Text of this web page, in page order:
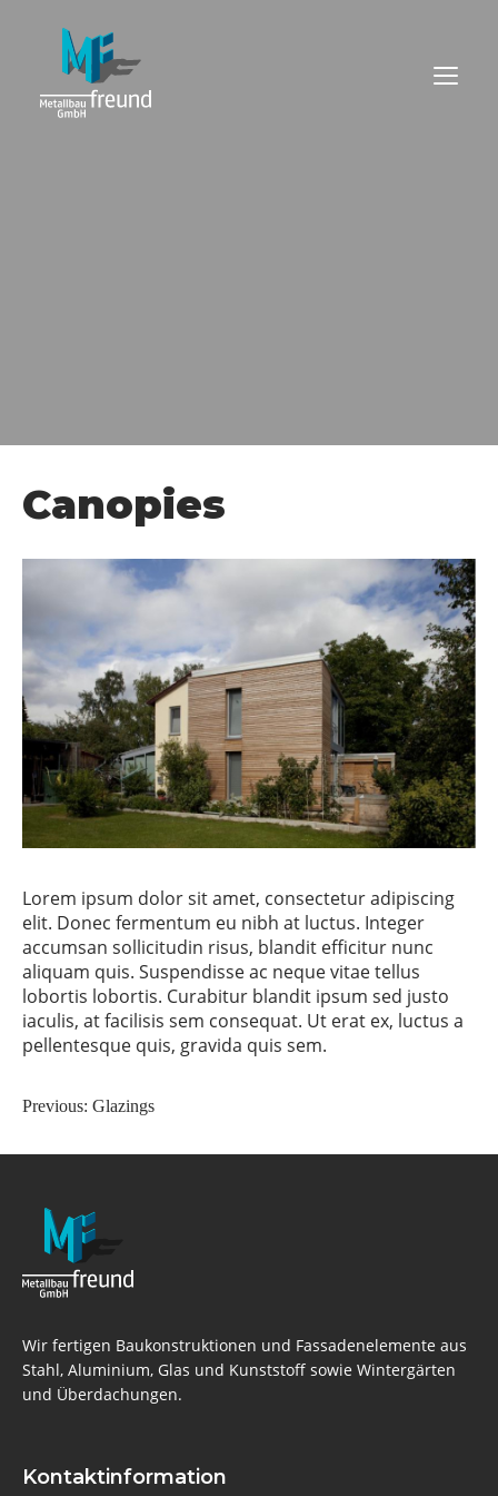
Canopies
Lorem ipsum dolor sit amet, consectetur adipiscing
elit. Donec fermentum eu nibh at luctus. Integer
accumsan sollicitudin risus, blandit efficitur nunc
aliquam quis. Suspendisse ac neque vitae tellus
lobortis lobortis. Curabitur blandit ipsum sed justo
iaculis, at facilisis sem consequat. Ut erat ex, luctus a
pellentesque quis, gravida quis sem.
Previous: Glazings
Wir fertigen Baukonstruktionen und Fassadenelemente aus
Stahl, Aluminium, Glas und Kunststoff sowie Wintergärten
und Überdachungen.
Kontaktinformation